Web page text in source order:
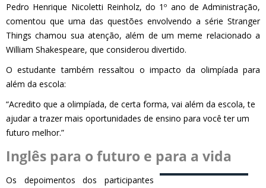
Pedro Henrique Nicoletti Reinholz, do 1º ano de Administração,
comentou que uma das questões envolvendo a série Stranger
Things chamou sua atenção, além de um meme relacionado a
William Shakespeare, que considerou divertido.
O estudante também ressaltou o impacto da olimpíada para
além da escola:
“Acredito que a olimpíada, de certa forma, vai além da escola, te
ajudar a trazer mais oportunidades de ensino para você ter um
futuro melhor.”
Inglês para o futuro e para a vida
Os depoimentos dos participantes